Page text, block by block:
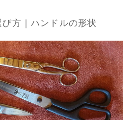
方｜ハンドルの形状